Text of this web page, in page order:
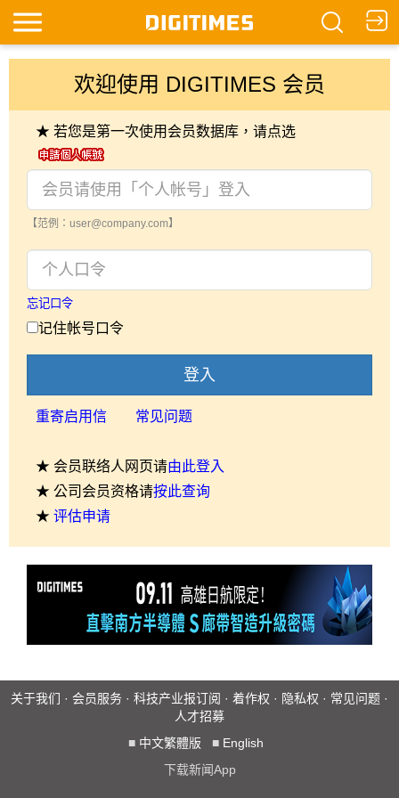
欢迎使用 DIGITIMES 会员
★ 若您是第一次使用会员数据库，请点选
【范例：user@company.com】
忘记口令
记住帐号口令
登入
重寄启用信 常见问题
★ 会员联络人网页请由此登入
★ 公司会员资格请按此查询
★ 评估申请
关于我们 · 会员服务 · 科技产业报订阅 · 着作权 · 隐私权 · 常见问题 ·
人才招募
■ 中文繁體版 ■ English
下载新闻App